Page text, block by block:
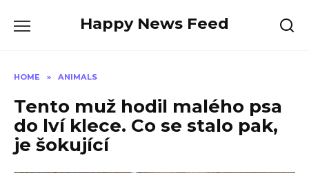
Happy News Feed
HOME » ANIMALS
Tento muž hodil malého psa
do lví klece. Co se stalo pak,
je šokující